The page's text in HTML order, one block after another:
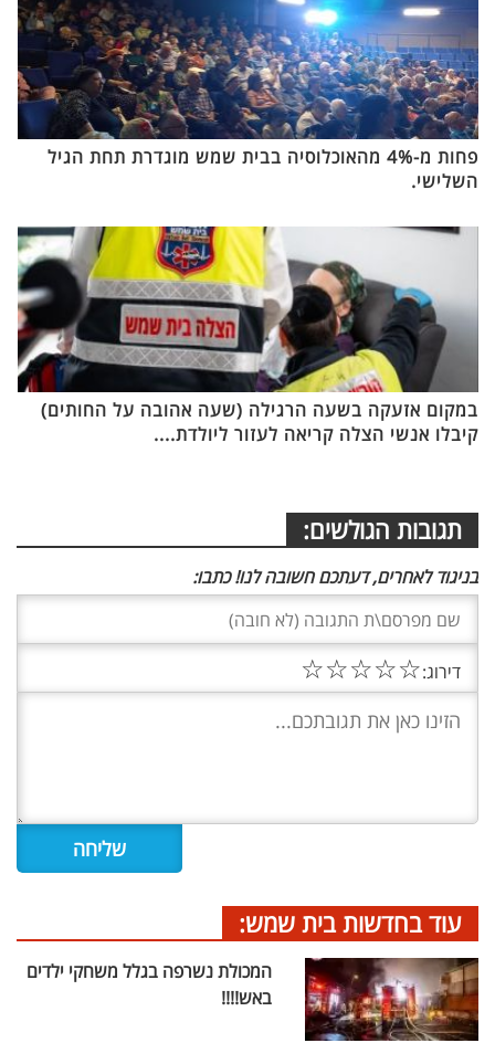
פחות מ-4% מהאוכלוסיה בבית שמש מוגדרת תחת הגיל
השלישי.
במקום אזעקה בשעה הרגילה (שעה אהובה על החותים)
קיבלו אנשי הצלה קריאה לעזור ליולדת....
תגובות הגולשים:
בניגוד לאחרים, דעתכם חשובה לנו! כתבו:
דירוג:☆
☆
☆
☆
☆
עוד בחדשות בית שמש:
המכולת נשרפה בגלל משחקי ילדים
באש!!!!